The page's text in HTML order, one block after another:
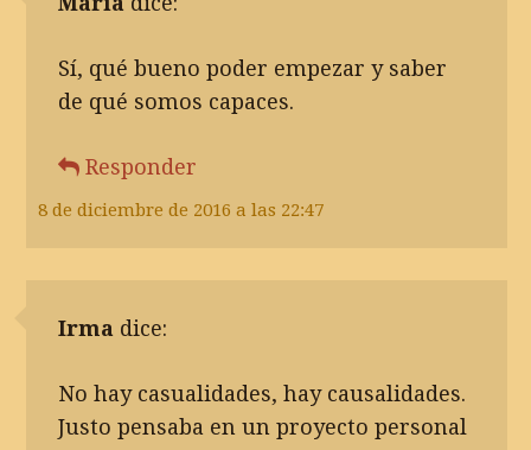
8 de diciembre de 2016 a las 22:47
Sí, qué bueno poder empezar y saber
de qué somos capaces.
Responder
Irma dice:
No hay casualidades, hay causalidades.
Justo pensaba en un proyecto personal